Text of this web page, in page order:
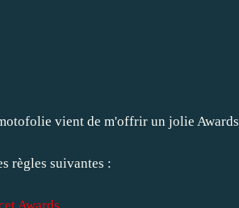
vient de m'offrir un jolie Awards
règles suivantes :